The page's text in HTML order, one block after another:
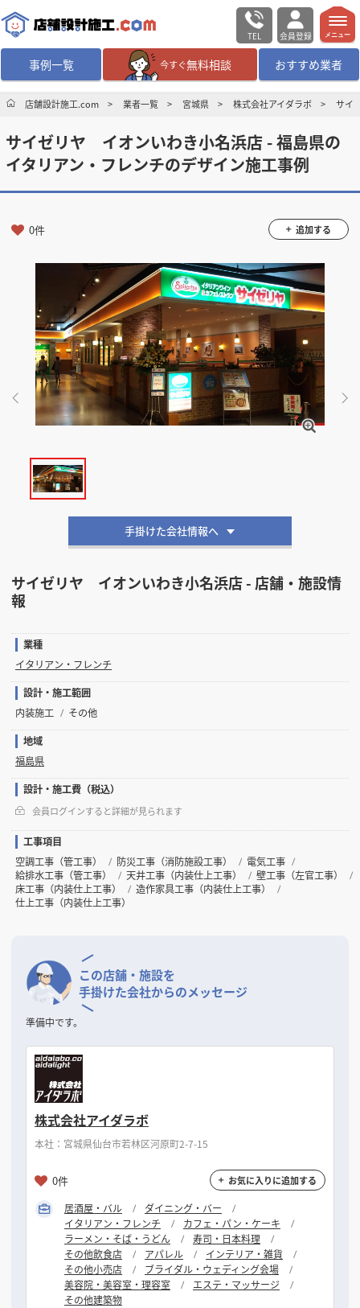
TEL 会員登録
事例一覧 今すぐ無料相談 おすすめ業者
無料相談 ログイン／会員登録
デザイン設計・施工業者を探す
店舗・商業施設の施工事例を探す
マッチング案件一覧
店舗設計施工.comとは
内装の費用相場シミュレーター
掲載希望のデザイン 設計・施工会社様へ
メニュー
店舗設計施工.com 業者一覧 宮城県 株式会社アイダラボ サイ
サイゼリヤ イオンいわき小名浜店 - 福島県の
イタリアン・フレンチのデザイン施工事例
0件 追加する
手掛けた会社情報へ
サイゼリヤ イオンいわき小名浜店 - 店舗・施設情
報
業種
イタリアン・フレンチ
設計・施工範囲
内装施工
その他
地域
福島県
設計・施工費（税込）
会員ログインすると詳細が見られます
工事項目
空調工事（管工事）
防災工事（消防施設工事）
電気工事
給排水工事（管工事）
天井工事（内装仕上工事）
壁工事（左官工事）
床工事（内装仕上工事）
造作家具工事（内装仕上工事）
仕上工事（内装仕上工事）
この店舗・施設を
手掛けた会社からのメッセージ
準備中です。
株式会社アイダラボ
本社：宮城県仙台市若林区河原町2-7-15
0件 お気に入りに追加する
居酒屋・バル
ダイニング・バー
イタリアン・フレンチ
カフェ・パン・ケーキ
ラーメン・そば・うどん
寿司・日本料理
その他飲食店
アパレル
インテリア・雑貨
その他小売店
ブライダル・ウェディング会場
美容院・美容室・理容室
エステ・マッサージ
その他建築物